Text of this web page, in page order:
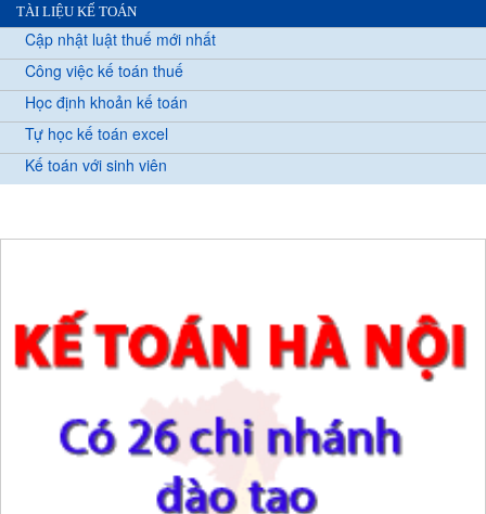
TÀI LIỆU KẾ TOÁN
Cập nhật luật thuế mới nhất
Công việc kế toán thuế
Học định khoản kế toán
Tự học kế toán excel
Kế toán với sinh viên